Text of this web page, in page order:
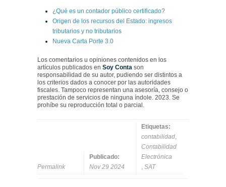
¿Qué es un contador público certificado?
Origen de los recursos del Estado: ingresos
tributarios y no tributarios
Nueva Carta Porte 3.0
Los comentarios u opiniones contenidos en los
artículos publicados en Soy Conta son
responsabilidad de su autor, pudiendo ser distintos a
los criterios dados a conocer por las autoridades
fiscales. Tampoco representan una asesoría, consejo o
prestación de servicios de ninguna índole. 2023. Se
prohíbe su reproducción total o parcial.
Permalink
Publicado:
Nov 29 2024
Etiquetas:
contabilidad
Contabilidad
Electrónica
SAT